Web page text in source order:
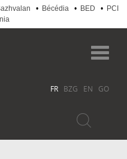
• Bécédia • BED •
PCI
FR BZG EN GO